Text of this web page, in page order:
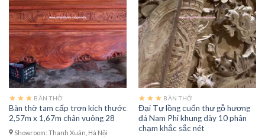
BÀN THỜ
Bàn thờ tam cấp trơn kích thước
2,57m x 1,67m chân vuông 28
Showroom: Thanh Xuân, Hà Nội
BÀN THỜ
Đại Tự lồng cuốn thư gỗ hương
đá Nam Phi khung dày 10 phân
chạm khắc sắc nét